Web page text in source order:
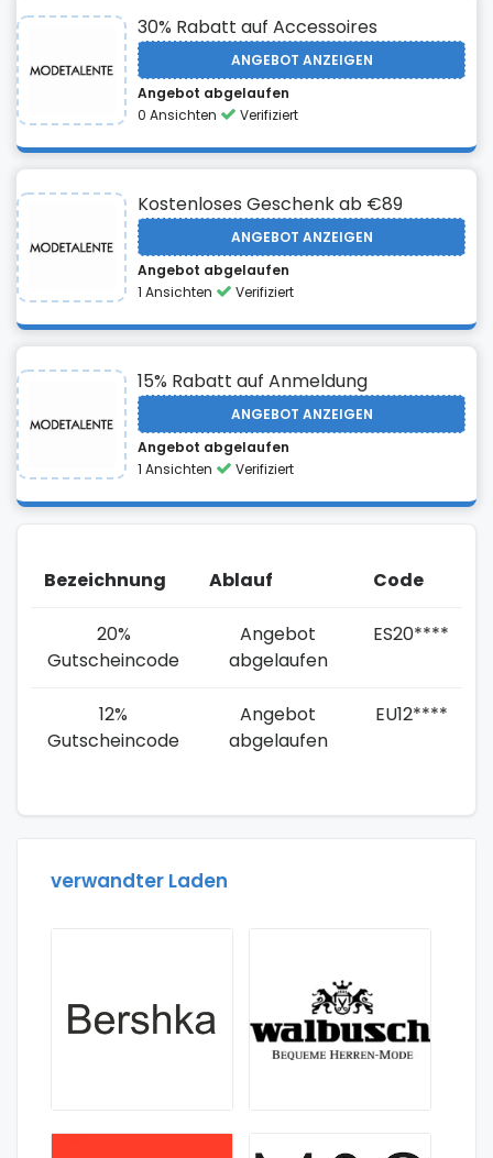
30% Rabatt auf Accessoires
ANGEBOT ANZEIGEN
Angebot abgelaufen
0 Ansichten
Verifiziert
Kostenloses Geschenk ab €89
ANGEBOT ANZEIGEN
Angebot abgelaufen
1 Ansichten
Verifiziert
15% Rabatt auf Anmeldung
ANGEBOT ANZEIGEN
Angebot abgelaufen
1 Ansichten
Verifiziert
Bezeichnung Ablauf Code
20%
Gutscheincode
Angebot
abgelaufen
ES20****
12%
Gutscheincode
Angebot
abgelaufen
EU12****
verwandter Laden